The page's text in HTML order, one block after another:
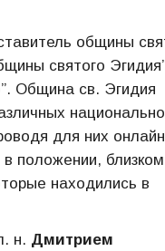
общины
святого
Община св. Эгидия
для них
положении, близком
находились в
н. Дмитрием